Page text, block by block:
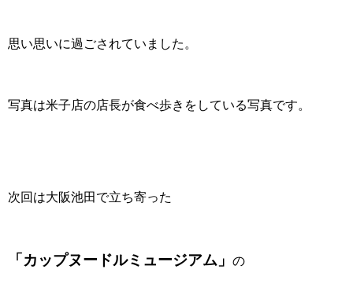
思い思いに過ごされていました。
写真は米子店の店長が食べ歩きをしている写真です。
次回は大阪池田で立ち寄った
「カップヌードルミュージアム」 の